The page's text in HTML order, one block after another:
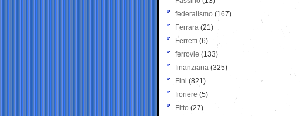
federalismo (167)
Ferrara (21)
Ferretti (6)
ferrovie (133)
finanziaria (325)
Fini (821)
fioriere (5)
Fitto (27)